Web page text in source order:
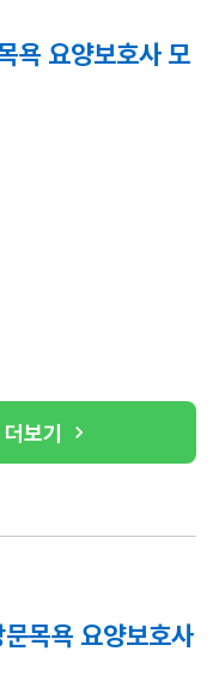
욕 요양보호사 모
보기
목욕 요양보호사